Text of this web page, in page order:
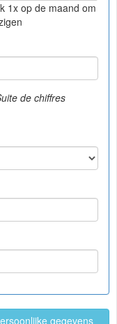
1x op de maand om
de chiffres
gegevens